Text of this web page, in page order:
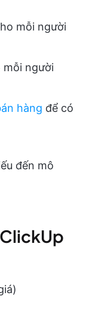
mỗi người
mỗi người
hàng để có
đến mô